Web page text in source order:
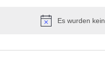
Es wurden